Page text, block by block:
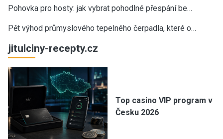
Pohovka pro hosty: jak vybrat pohodlné přespání be…
Pět výhod průmyslového tepelného čerpadla, které o…
jitulciny-recepty.cz
Top casino VIP program v
Česku 2026